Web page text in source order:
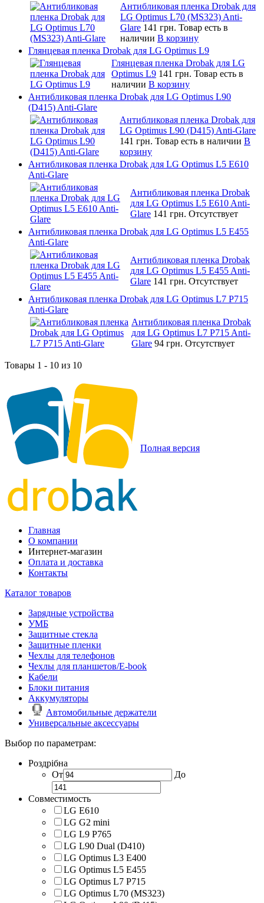
Антибликовая пленка Drobak для
LG Optimus L70 (MS323) Anti-
Glare 141 грн. Товар есть в
наличии В корзину
Глянцевая пленка Drobak для LG Optimus L9
Глянцевая пленка Drobak для LG
Optimus L9 141 грн. Товар есть в
наличии В корзину
Антибликовая пленка Drobak для LG Optimus L90
(D415) Anti-Glare
Антибликовая пленка Drobak для
LG Optimus L90 (D415) Anti-Glare
141 грн. Товар есть в наличии В
корзину
Антибликовая пленка Drobak для LG Optimus L5 E610
Anti-Glare
Антибликовая пленка Drobak
для LG Optimus L5 E610 Anti-
Glare 141 грн. Отсутствует
Антибликовая пленка Drobak для LG Optimus L5 E455
Anti-Glare
Антибликовая пленка Drobak
для LG Optimus L5 E455 Anti-
Glare 141 грн. Отсутствует
Антибликовая пленка Drobak для LG Optimus L7 P715
Anti-Glare
Антибликовая пленка Drobak
для LG Optimus L7 P715 Anti-
Glare 94 грн. Отсутствует
Товары 1 - 10 из 10
Полная версия
Главная
О компании
Интернет-магазин
Оплата и доставка
Контакты
Каталог товаров
Зарядные устройства
УМБ
Защитные стекла
Защитные пленки
Чехлы для телефонов
Чехлы для планшетов/E-book
Кабели
Блоки питания
Аккумуляторы
Автомобильные держатели
Универсальные аксессуары
Выбор по параметрам:
Роздрібна
От
До
Совместимость
LG E610
LG G2 mini
LG L9 P765
LG L90 Dual (D410)
LG Optimus L3 E400
LG Optimus L5 E455
LG Optimus L7 P715
LG Optimus L70 (MS323)